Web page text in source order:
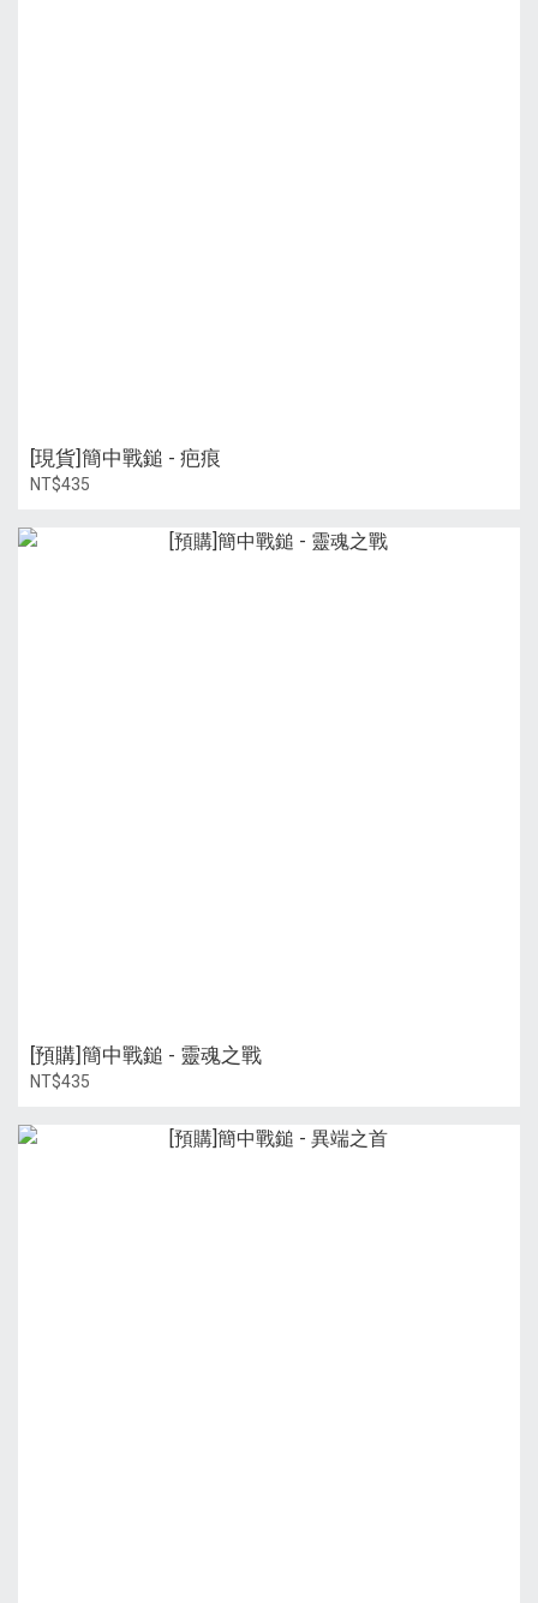
[現貨]簡中戰鎚 - 疤痕
NT$435
[預購]簡中戰鎚 - 靈魂之戰
NT$435